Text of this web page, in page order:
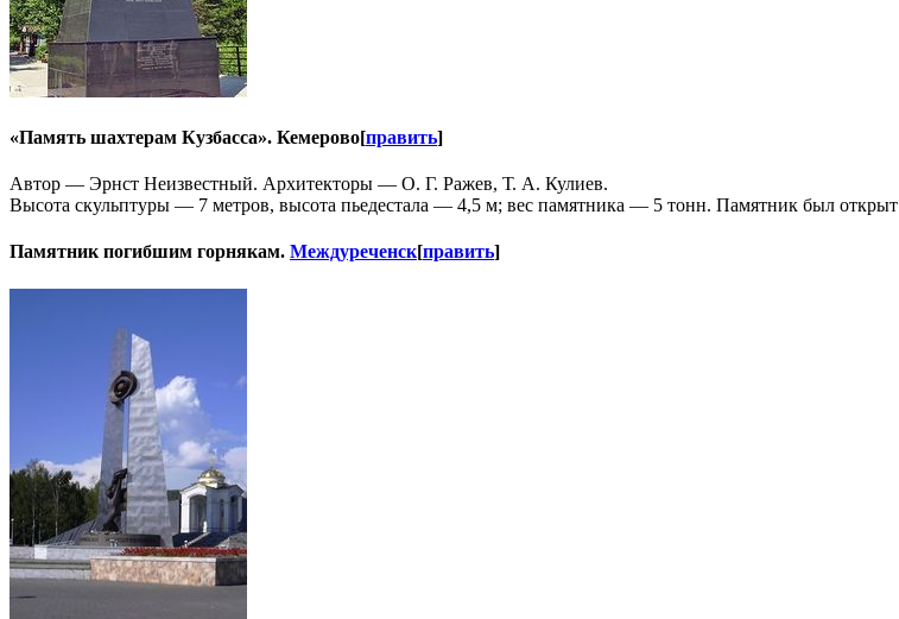
«Память шахтерам Кузбасса». Кемерово[править]
Автор — Эрнст Неизвестный. Архитекторы — О. Г. Ражев, Т. А. Кулиев.
Высота скульптуры — 7 метров, высота пьедестала — 4,5 м; вес памятника — 5 тонн. Памятник был открыт
Памятник погибшим горнякам. Междуреченск[править]